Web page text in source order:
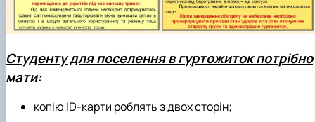
Студенту для поселення в гуртожиток потрібно
мати:
копію ID-карти роблять з двох сторін;